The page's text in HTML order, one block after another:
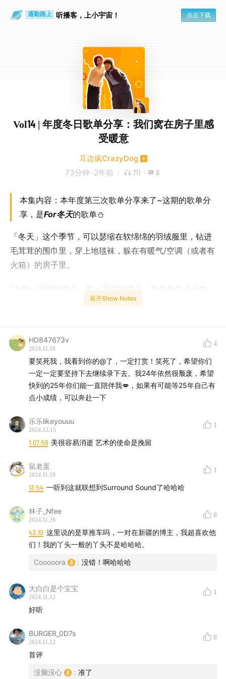
通勤路上 听播客，上小宇宙！ 点击下载
Vol14 | 年度冬日歌单分享：我们窝在房子里感
受暖意
耳边疯CrazyDog
73分钟 · 2年前 711 · 8
本集内容：本年度第三次歌单分享来了~这期的歌单分
享，是For冬天的歌单⛄️
「冬天」这个季节，可以瑟缩在软绵绵的羽绒服里，钻进
毛茸茸的围巾里，穿上地毯袜，躲在有暖气/空调（或者有
火箱）的房子里。
“天地一下变得很大，我一下变得很小，我的身体小小的，
我的心也小小的，什么都放不下。”这个世界，只有音乐、
至此，你已经是我们最熟悉的人，因为你和我们正在听着
同样的歌🎵
🎙️【主播】
💐Cora：十年律师经验的法律老油条｜双子B型血+ENFP
快乐小狗｜用播客保持输出+记录生活｜正在自我探索中
的金牛座 | 美食嗅觉灵敏的湖南人 | 抽象土味爱好者
本期你会听到...
3:12《Watermelon Man》- Herbie Hancock
《云中加冕The Crown In The Clouds》-江上青山
JasonYama
12:24
《That's the Way of the World》-Earth, Wind &
22:13 《 Smoke Rings 》-Mary Ford,Les Paul
《Mad 》-Jam in the Van,Jacob Luttrell (Live
展开Show Notes
HD847673v
2024.11.16
4
要笑死我，我看到你的@了，一定打赏！笑死了，希望你们
一定一定要坚持下去继续录下去。我24年依然很颓废，希望
快到的25年你们能一直陪伴我💋，如果有可能等25年自己有
点小成绩，可以奔赴一下
乐乐likeyouuu
2024.12.15
1
1:07:59 美很容易消逝 艺术的使命是挽留
鼠老蛋
2024.11.18
1
13:54 一听到这就联想到Surround Sound了哈哈哈
林子_Nfee
2024.11.26
0
43:10 这里说的是草推车吗，一对在新疆的博主，我超喜欢他
们！我的丫头一般的丫头不是哈哈哈。
Cooooora : 没错！啊哈哈哈
大白白是个宝宝
2024.11.12
1
好听
BURGER_0D7s
2024.11.12
0
首评
没脑没心 : 准了